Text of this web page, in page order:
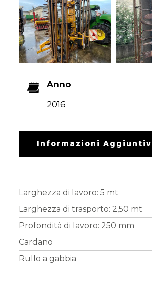
NEWS
CONTATTI
Anno
2016
Informazioni
Larghezza di lavoro: 5 mt
Larghezza di trasporto: 2,50 mt
Profondità di lavoro: 250 mm
Cardano
Rullo a gabbia
GIARDINAGGIO
ACCESSORI
E
USATI